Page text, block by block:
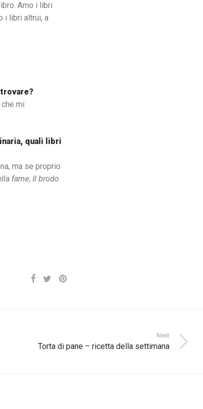
Amo i libri
i libri altrui, a
mi
quali libri
ma se proprio
fame; Il brodo
Next
Torta di pane – ricetta della settimana